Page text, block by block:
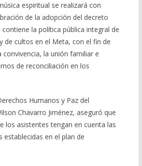
espiritual se realizará con
de la adopción del decreto
contiene la política pública integral de
de cultos en el Meta, con el fin de
la unión familiar e
de reconciliación en los
Humanos y Paz del
Chavarro Jiménez, aseguró que
los asistentes tengan en cuenta las
establecidas en el plan de